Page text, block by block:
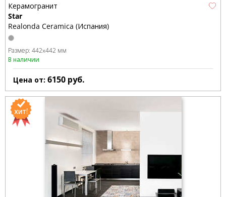
Керамогранит
Star
Realonda Ceramica (Испания)
Размер: 442x442 мм
В наличии
Цена от: 6150 руб.